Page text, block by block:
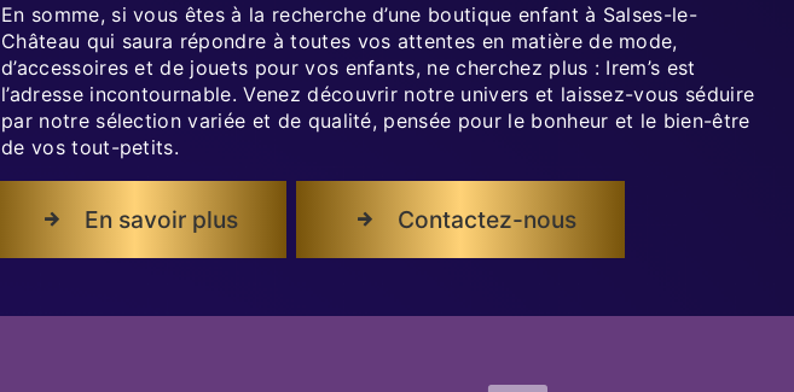
En somme, si vous êtes à la recherche d’une boutique enfant à Salses-le-
Château qui saura répondre à toutes vos attentes en matière de mode,
d’accessoires et de jouets pour vos enfants, ne cherchez plus : Irem’s est
l’adresse incontournable. Venez découvrir notre univers et laissez-vous séduire
par notre sélection variée et de qualité, pensée pour le bonheur et le bien-être
de vos tout-petits.
En savoir plus Contactez-nous